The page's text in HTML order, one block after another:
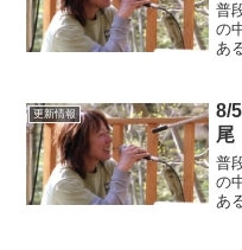
普
の
あ
な
に
家
更新情報
8/
尾
普
の
あ
然